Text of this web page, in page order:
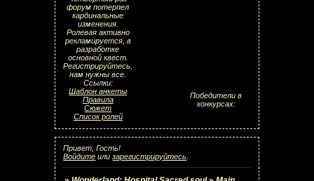
форум потерпел
кардинальные
изменения.
Ролевая активно
рекламируется, в
разработке
основной квест.
Регистрируйтесь,
нам нужны все.
Ссылки:
Шаблон анкеты
Правила
Сюжет
Список ролей
Победители в
конкурсах:
Привет, Гость!
Войдите илизарегистрируйтесь